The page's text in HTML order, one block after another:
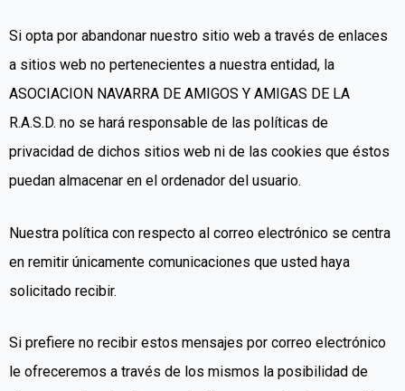
Si opta por abandonar nuestro sitio web a través de enlaces
a sitios web no pertenecientes a nuestra entidad, la
ASOCIACION NAVARRA DE AMIGOS Y AMIGAS DE LA
R.A.S.D. no se hará responsable de las políticas de
privacidad de dichos sitios web ni de las cookies que éstos
puedan almacenar en el ordenador del usuario.
Nuestra política con respecto al correo electrónico se centra
en remitir únicamente comunicaciones que usted haya
solicitado recibir.
Si prefiere no recibir estos mensajes por correo electrónico
le ofreceremos a través de los mismos la posibilidad de